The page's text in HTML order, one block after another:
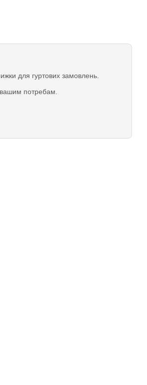
для гуртових замовлень.
потребам.